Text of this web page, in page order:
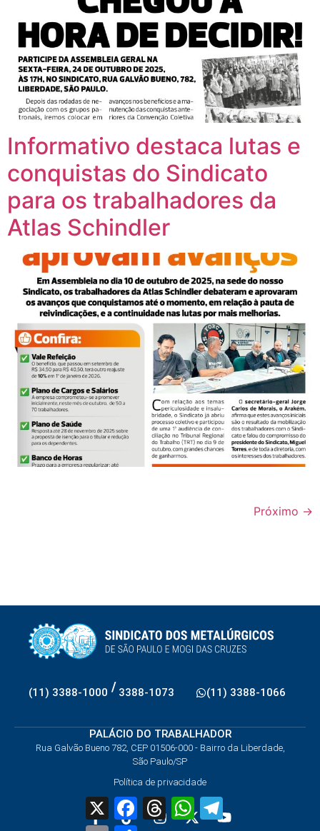
Informativo destaca lutas e
conquistas do Sindicato
para os trabalhadores da
Atlas Schindler
Próximo →
(11) 3388-1000 / 3388-1073 (11) 3388-1066
PALÁCIO DO TRABALHADOR
Rua Galvão Bueno 782, CEP 01506-000 - Bairro da Liberdade,
São Paulo/SP
Política de privacidade
X FacebookThreadsWhatsApp